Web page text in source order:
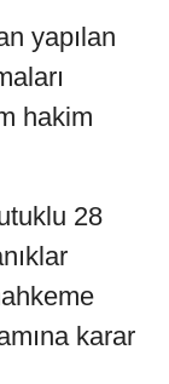
yapılan
hakim
28
karar